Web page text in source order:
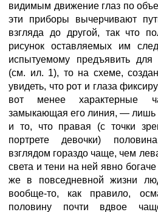
видимым движение глаз по
эти приборы вычерчивают
взгляда до другой, так что
рисунок оставляемых им
испытуемому предъявить для
(см. ил. 1), то на схеме,
увидеть, что рот и глаза
вот менее характерные
замыкающая его линия, — лишь
и то, что правая (с точки
портрете девочки)
взглядом гораздо чаще, чем
света и тени на ней явно
же в повседневной жизни
вообще-то, как правило,
половину почти вдвое